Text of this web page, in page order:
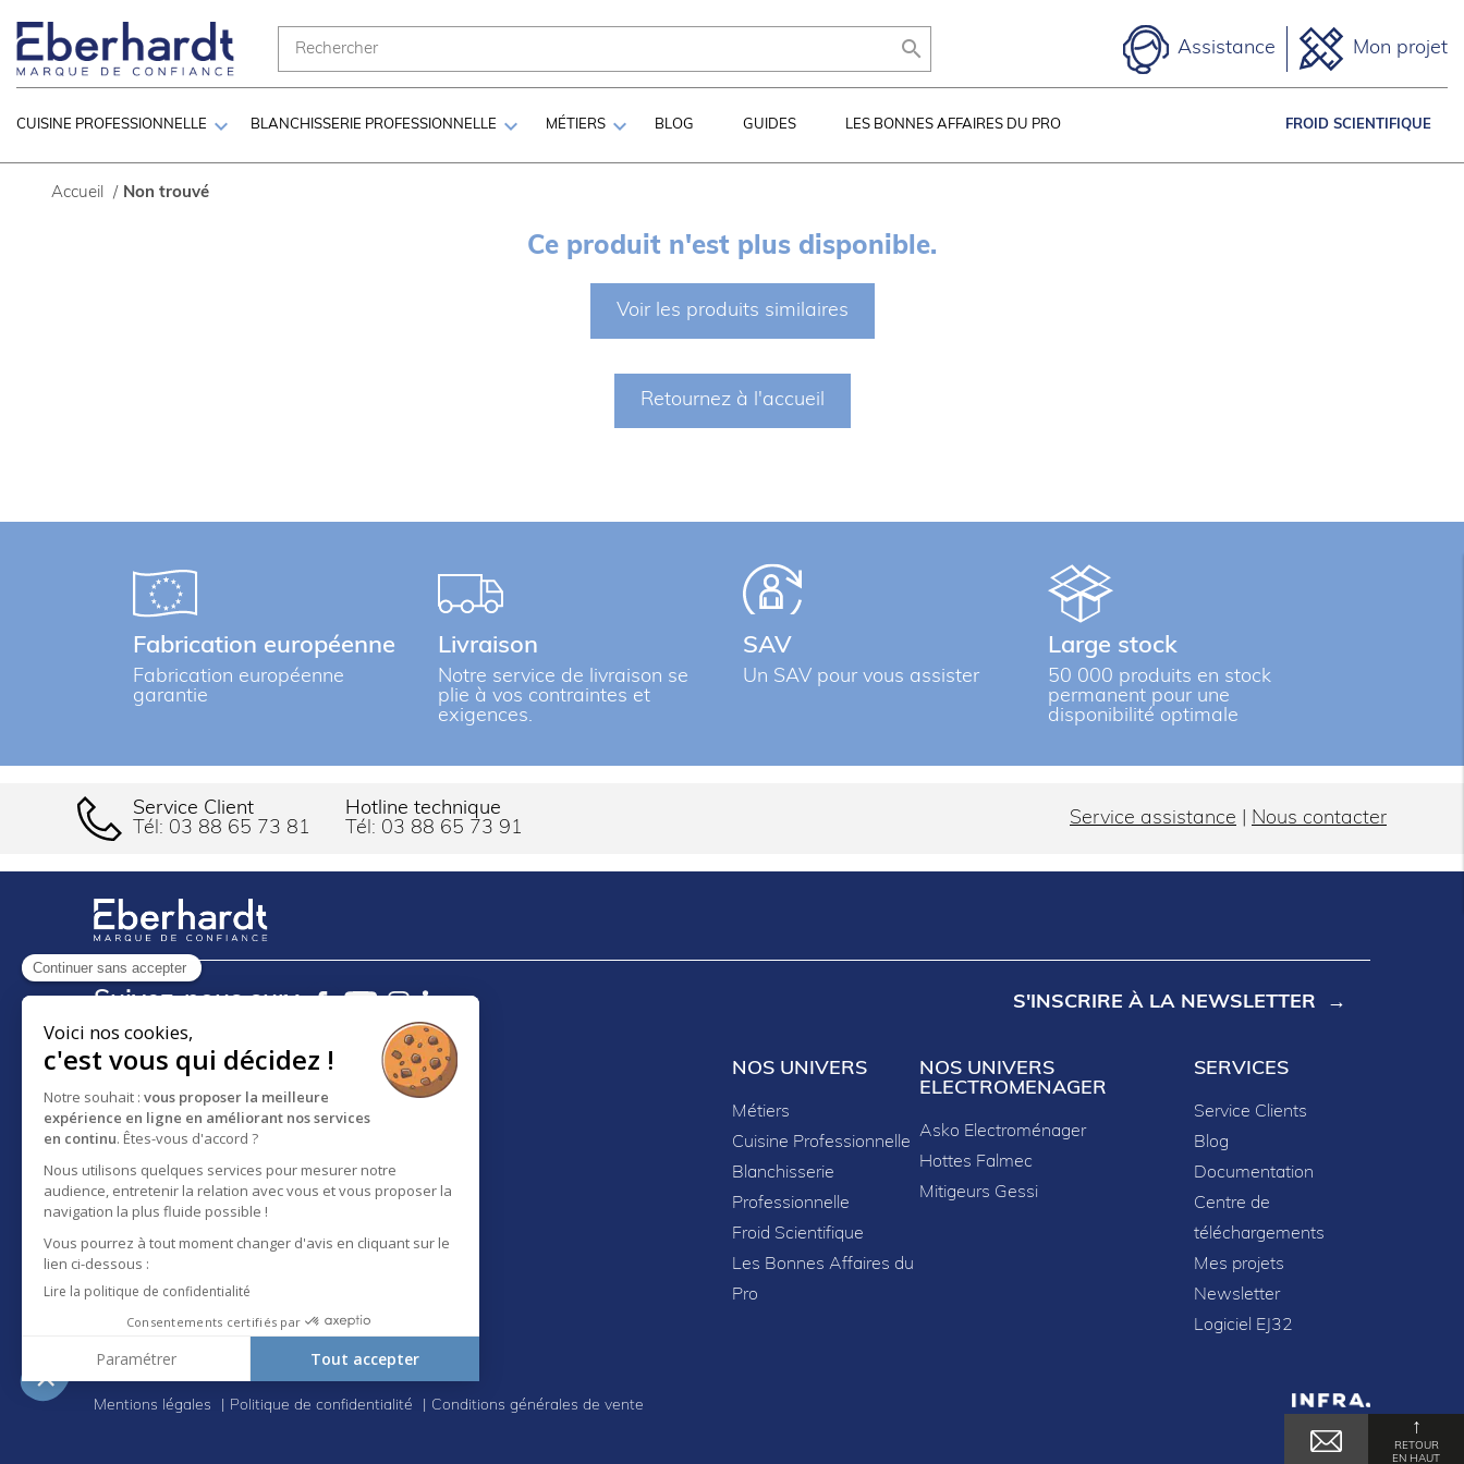
Continuer sans accepter
Voici nos cookies,
c'est vous qui décidez !
Notre souhait : vous proposer la meilleure
expérience en ligne en améliorant nos services
en continu. Êtes-vous d'accord ?
Nous utilisons quelques services pour mesurer notre
audience, entretenir la relation avec vous et vous proposer la
navigation la plus fluide possible !
Vous pourrez à tout moment changer d'avis en cliquant sur le
lien ci-dessous :
Lire la politique de confidentialité
Consentements certifiés par
Paramétrer Tout accepter
Axeptio consent
Plateforme de Gestion du Consentement : Personnalisez vos Options
Notre plateforme vous permet d'adapter et de gérer vos paramètres de confidentialité, en garantissant la conformité avec les réglementations. Personnalisez vos↑
RETOUR
EN HAUT
 Assistance Mon projet
CUISINE PROFESSIONNELLE  BLANCHISSERIE PROFESSIONNELLE  MÉTIERS  BLOG GUIDES LES BONNES AFFAIRES DU PRO FROID SCIENTIFIQUE
Accueil / Non trouvé
Ce produit n'est plus disponible.
Voir les produits similaires
Retournez à l'accueil
Fabrication européenne
Fabrication européenne
garantie
Livraison
Notre service de livraison se
plie à vos contraintes et
exigences.
SAV
Un SAV pour vous assister
Large stock
50 000 produits en stock
permanent pour une
disponibilité optimale
Service Client
Tél: 03 88 65 73 81
Hotline technique
Tél: 03 88 65 73 91 Service assistance Nous contacter
Suivez-nous sur : S'INSCRIRE À LA NEWSLETTER
18 RUE DES FRÈRES EBERTS
BP 30083 - F-67024
STRASBOURG CEDEX 1
03 88 65 73 81
A propos d'Eberhardt
NOS UNIVERS
Métiers
Cuisine Professionnelle
Blanchisserie
Professionnelle
Froid Scientifique
Les Bonnes Affaires du
Pro
NOS UNIVERS
ELECTROMENAGER
Asko Electroménager
Hottes Falmec
Mitigeurs Gessi
SERVICES
Service Clients
Blog
Documentation
Centre de
téléchargements
Mes projets
Newsletter
Logiciel EJ32
Mentions légales Politique de confidentialité Conditions générales de vente